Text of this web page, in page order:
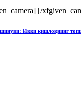
[/
Икки қишлоқнинг